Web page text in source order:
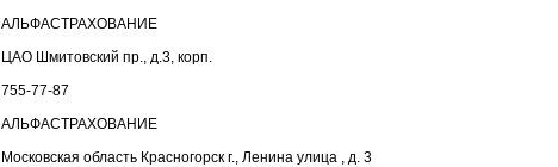
АЛЬФАСТРАХОВАНИЕ
ЦАО Шмитовский пр., д.3, корп.
755-77-87
АЛЬФАСТРАХОВАНИЕ
Московская область Красногорск г., Ленина улица , д. 3